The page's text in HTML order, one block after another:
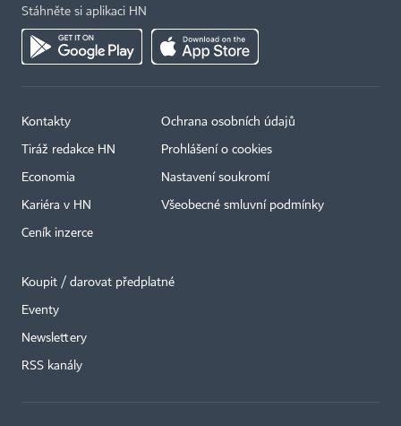
Stáhněte si aplikaci HN
Kontakty
Tiráž redakce HN
Economia
Kariéra v HN
Ceník inzerce
Ochrana osobních údajů
Prohlášení o cookies
Nastavení soukromí
Všeobecné smluvní podmínky
Koupit / darovat předplatné
Eventy
Newslettery
RSS kanály